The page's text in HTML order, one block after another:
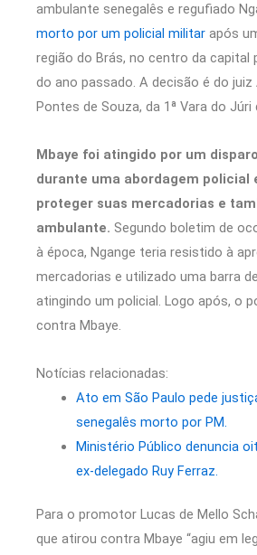
ambulante senegalês e regufiado
morto por um policial militar após
região do Brás, no centro da capital
do ano passado. A decisão é do
Pontes de Souza, da 1ª Vara do Júri
Mbaye foi atingido por um
durante uma abordagem policial
proteger suas mercadorias e
ambulante. Segundo boletim de
à época, Ngange teria resistido à
mercadorias e utilizado uma barra
atingindo um policial. Logo após, o
contra Mbaye.
Notícias relacionadas:
Ato em São Paulo pede
senegalês morto por PM.
Ministério Público denuncia
ex-delegado Ruy Ferraz.
Para o promotor Lucas de Mello
que atirou contra Mbaye “agiu em